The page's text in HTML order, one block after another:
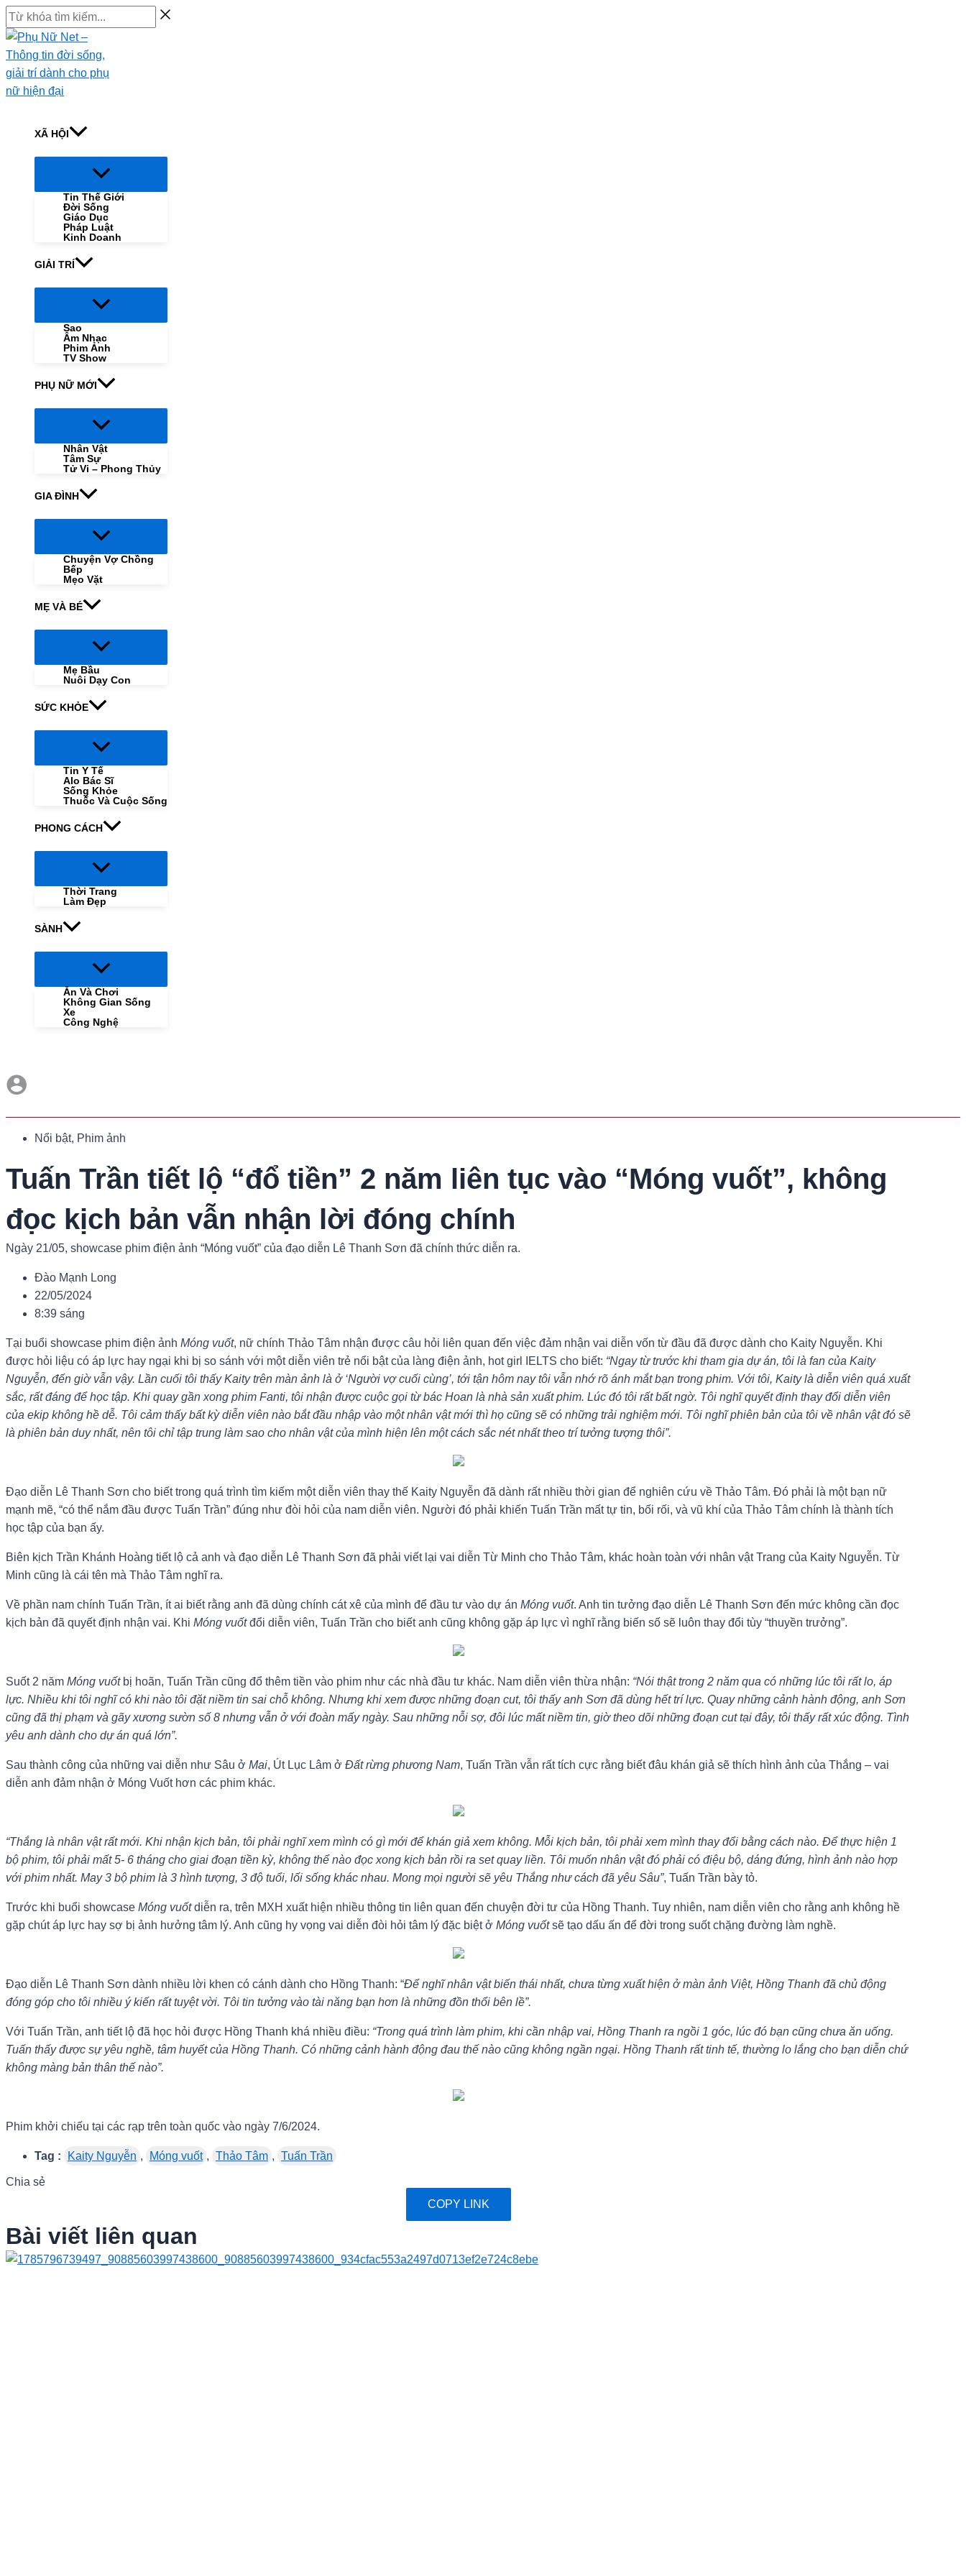
Skip
to
content
Từ
khóa
tìm
kiếm...
XÃ HỘI
Menu
Tin Thế Giới
Đời Sống
Giáo Dục
Pháp Luật
Kinh Doanh
GIẢI TRÍ
Menu
Sao
Âm Nhạc
Phim Ảnh
TV Show
PHỤ NỮ MỚI
Menu
Nhân Vật
Tâm Sự
Tử Vi – Phong Thủy
GIA ĐÌNH
Menu
Chuyện Vợ Chồng
Bếp
Mẹo Vặt
MẸ VÀ BÉ
Menu
Mẹ Bầu
Nuôi Dạy Con
SỨC KHỎE
Menu
Tin Y Tế
Alo Bác Sĩ
Sống Khỏe
Thuốc Và Cuộc Sống
PHONG CÁCH
Menu
Thời Trang
Làm Đẹp
SÀNH
Menu
Ăn Và Chơi
Không Gian Sống
Xe
Công Nghệ
Nổi bật, Phim ảnh
Tuấn Trần tiết lộ “đổ tiền” 2 năm liên tục vào “Móng vuốt”, không
đọc kịch bản vẫn nhận lời đóng chính
Ngày 21/05, showcase phim điện ảnh “Móng vuốt” của đạo diễn Lê Thanh Sơn đã chính thức diễn ra.
Đào Mạnh Long
22/05/2024
8:39 sáng
Tại buổi showcase phim điện ảnh Móng vuốt, nữ chính Thảo Tâm nhận được câu hỏi liên quan đến việc đảm nhận vai diễn vốn từ đầu đã được dành cho Kaity Nguyễn. Khi
được hỏi liệu có áp lực hay ngại khi bị so sánh với một diễn viên trẻ nổi bật của làng điện ảnh, hot girl IELTS cho biết: “Ngay từ trước khi tham gia dự án, tôi là fan của Kaity
Nguyễn, đến giờ vẫn vậy. Lần cuối tôi thấy Kaity trên màn ảnh là ở ‘Người vợ cuối cùng’, tới tận hôm nay tôi vẫn nhớ rõ ánh mắt bạn trong phim. Với tôi, Kaity là diễn viên quá xuất
sắc, rất đáng để học tập. Khi quay gần xong phim Fanti, tôi nhận được cuộc gọi từ bác Hoan là nhà sản xuất phim. Lúc đó tôi rất bất ngờ. Tôi nghĩ quyết định thay đổi diễn viên
của ekip không hề dễ. Tôi cảm thấy bất kỳ diễn viên nào bắt đầu nhập vào một nhân vật mới thì họ cũng sẽ có những trải nghiệm mới. Tôi nghĩ phiên bản của tôi về nhân vật đó sẽ
là phiên bản duy nhất, nên tôi chỉ tập trung làm sao cho nhân vật của mình hiện lên một cách sắc nét nhất theo trí tưởng tượng thôi”.
Đạo diễn Lê Thanh Sơn cho biết trong quá trình tìm kiếm một diễn viên thay thế Kaity Nguyễn đã dành rất nhiều thời gian để nghiên cứu về Thảo Tâm. Đó phải là một bạn nữ
mạnh mẽ, “có thể nắm đầu được Tuấn Trần” đúng như đòi hỏi của nam diễn viên. Người đó phải khiến Tuấn Trần mất tự tin, bối rối, và vũ khí của Thảo Tâm chính là thành tích
học tập của bạn ấy.
Biên kịch Trần Khánh Hoàng tiết lộ cả anh và đạo diễn Lê Thanh Sơn đã phải viết lại vai diễn Từ Minh cho Thảo Tâm, khác hoàn toàn với nhân vật Trang của Kaity Nguyễn. Từ
Minh cũng là cái tên mà Thảo Tâm nghĩ ra.
Về phần nam chính Tuấn Trần, ít ai biết rằng anh đã dùng chính cát xê của mình để đầu tư vào dự án Móng vuốt. Anh tin tưởng đạo diễn Lê Thanh Sơn đến mức không cần đọc
kịch bản đã quyết định nhận vai. Khi Móng vuốtđổi diễn viên, Tuấn Trần cho biết anh cũng không gặp áp lực vì nghĩ rằng biến số sẽ luôn thay đổi tùy “thuyền trưởng”.
Suốt 2 năm Móng vuốtbị hoãn, Tuấn Trần cũng đổ thêm tiền vào phim như các nhà đầu tư khác. Nam diễn viên thừa nhận: “Nói thật trong 2 năm qua có những lúc tôi rất lo, áp
lực. Nhiều khi tôi nghĩ có khi nào tôi đặt niềm tin sai chỗ không. Nhưng khi xem được những đoạn cut, tôi thấy anh Sơn đã dùng hết trí lực. Quay những cảnh hành động, anh Sơn
cũng đã thị phạm và gãy xương sườn số 8 nhưng vẫn ở với đoàn mấy ngày. Sau những nỗi sợ, đôi lúc mất niềm tin, giờ theo dõi những đoạn cut tại đây, tôi thấy rất xúc động. Tình
yêu anh dành cho dự án quá lớn”.
Sau thành công của những vai diễn như Sâu ở Mai, Út Lục Lâm ở Đất rừng phương Nam, Tuấn Trần vẫn rất tích cực rằng biết đâu khán giả sẽ thích hình ảnh của Thắng – vai
diễn anh đảm nhận ở Móng Vuốt hơn các phim khác.
“Thắng là nhân vật rất mới. Khi nhận kịch bản, tôi phải nghĩ xem mình có gì mới để khán giả xem không. Mỗi kịch bản, tôi phải xem mình thay đổi bằng cách nào. Để thực hiện 1
bộ phim, tôi phải mất 5- 6 tháng cho giai đoạn tiền kỳ, không thể nào đọc xong kịch bản rồi ra set quay liền. Tôi muốn nhân vật đó phải có điệu bộ, dáng đứng, hình ảnh nào hợp
với phim nhất. May 3 bộ phim là 3 hình tượng, 3 độ tuổi, lối sống khác nhau. Mong mọi người sẽ yêu Thắng như cách đã yêu Sâu”, Tuấn Trần bày tỏ.
Trước khi buổi showcase Móng vuốtdiễn ra, trên MXH xuất hiện nhiều thông tin liên quan đến chuyện đời tư của Hồng Thanh. Tuy nhiên, nam diễn viên cho rằng anh không hề
gặp chút áp lực hay sợ bị ảnh hưởng tâm lý. Anh cũng hy vọng vai diễn đòi hỏi tâm lý đặc biệt ở Móng vuốtsẽ tạo dấu ấn để đời trong suốt chặng đường làm nghề.
Đạo diễn Lê Thanh Sơn dành nhiều lời khen có cánh dành cho Hồng Thanh: “Để nghĩ nhân vật biến thái nhất, chưa từng xuất hiện ở màn ảnh Việt, Hồng Thanh đã chủ động
đóng góp cho tôi nhiều ý kiến rất tuyệt vời. Tôi tin tưởng vào tài năng bạn hơn là những đồn thổi bên lề”.
Với Tuấn Trần, anh tiết lộ đã học hỏi được Hồng Thanh khá nhiều điều: “Trong quá trình làm phim, khi cần nhập vai, Hồng Thanh ra ngồi 1 góc, lúc đó bạn cũng chưa ăn uống.
Tuấn thấy được sự yêu nghề, tâm huyết của Hồng Thanh. Có những cảnh hành động đau thế nào cũng không ngần ngại. Hồng Thanh rất tinh tế, thường lo lắng cho bạn diễn chứ
không màng bản thân thế nào”.
Phim khởi chiếu tại các rạp trên toàn quốc vào ngày 7/6/2024.
Tag : Kaity Nguyễn , Móng vuốt , Thảo Tâm , Tuấn Trần
Chia sẻ
COPY LINK
Bài viết liên quan